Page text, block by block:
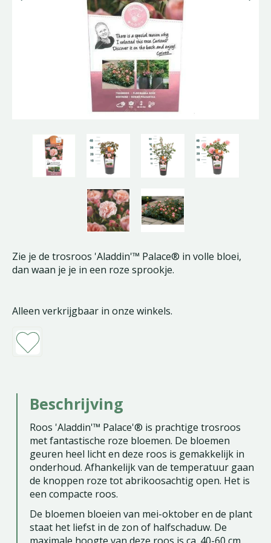
Zie je de trosroos 'Aladdin'™ Palace® in volle bloei,
dan waan je je in een roze sprookje.
Alleen verkrijgbaar in onze winkels.
Beschrijving
Roos 'Aladdin'™ Palace'® is prachtige trosroos
met fantastische roze bloemen. De bloemen
geuren heel licht en deze roos is gemakkelijk in
onderhoud. Afhankelijk van de temperatuur gaan
de knoppen roze tot abrikoosachtig open. Het is
een compacte roos.
De bloemen bloeien van mei-oktober en de plant
staat het liefst in de zon of halfschaduw. De